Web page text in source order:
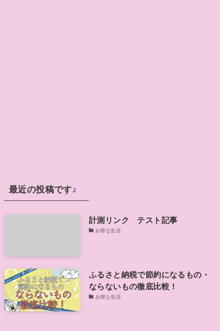
最近の投稿です♪
計測リンク テスト記事
お得な生活
ふるさと納税で節約になるもの・
ならないもの徹底比較！
お得な生活